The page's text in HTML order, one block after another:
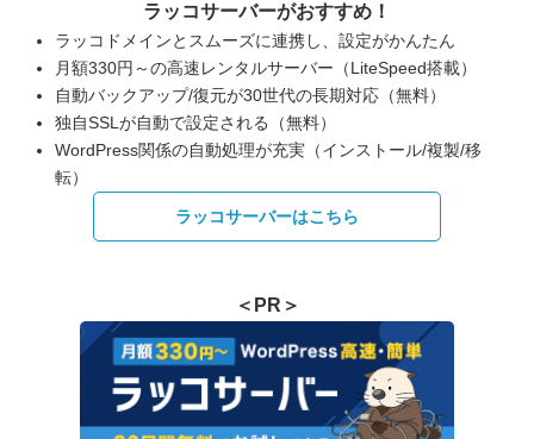
ラッコサーバーがおすすめ！
ラッコドメインとスムーズに連携し、設定がかんたん
月額330円～の高速レンタルサーバー（LiteSpeed搭載）
自動バックアップ/復元が30世代の長期対応（無料）
独自SSLが自動で設定される（無料）
WordPress関係の自動処理が充実（インストール/複製/移
転）
ラッコサーバーはこちら
＜PR＞